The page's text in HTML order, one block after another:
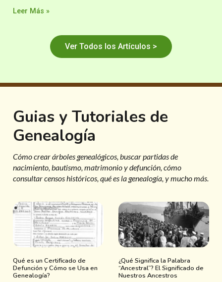
Leer Más »
Ver Todos los Artículos >
Guias y Tutoriales de
Genealogía
Cómo crear árboles genealógicos, buscar partidas de
nacimiento, bautismo, matrimonio y defunción, cómo
consultar censos históricos, qué es la genealogía, y mucho más.
Qué es un Certificado de
Defunción y Cómo se Usa en
Genealogía?
¿Qué Significa la Palabra
“Ancestral”? El Significado de
Nuestros Ancestros